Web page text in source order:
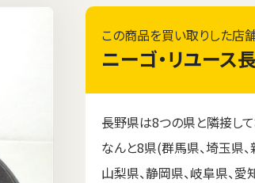
この商品を買い取りした店
ニーゴ・リユース
長野県は8つの県と隣接して
なんと8県(群馬県、埼玉県、
山梨県、静岡県、岐阜県、